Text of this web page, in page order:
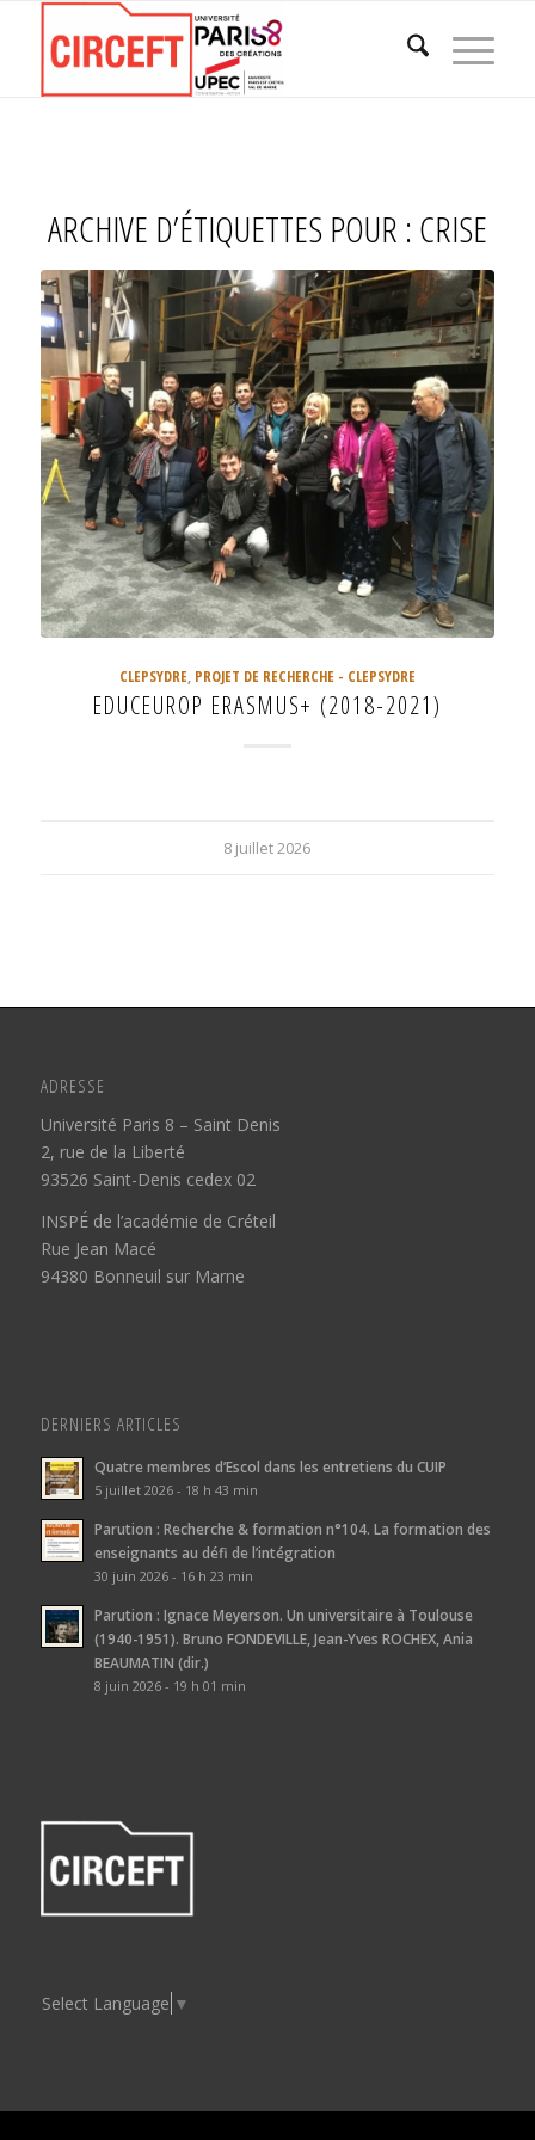
ARCHIVE D’ÉTIQUETTES POUR :CRISE
CLEPSYDRE, PROJET DE RECHERCHE - CLEPSYDRE
EDUCEUROP ERASMUS+ (2018-2021)
8 juillet 2026
ADRESSE
Université Paris 8 – Saint Denis
2, rue de la Liberté
93526 Saint-Denis cedex 02
INSPÉ de l’académie de Créteil
Rue Jean Macé
94380 Bonneuil sur Marne
DERNIERS ARTICLES
Quatre membres d’Escol dans les entretiens du CUIP
5 juillet 2026 - 18 h 43 min
Parution : Recherche & formation n°104. La formation des
enseignants au défi de l’intégration
30 juin 2026 - 16 h 23 min
Parution : Ignace Meyerson. Un universitaire à Toulouse
(1940-1951). Bruno FONDEVILLE, Jean-Yves ROCHEX, Ania
BEAUMATIN (dir.)
8 juin 2026 - 19 h 01 min
Select Language ▼